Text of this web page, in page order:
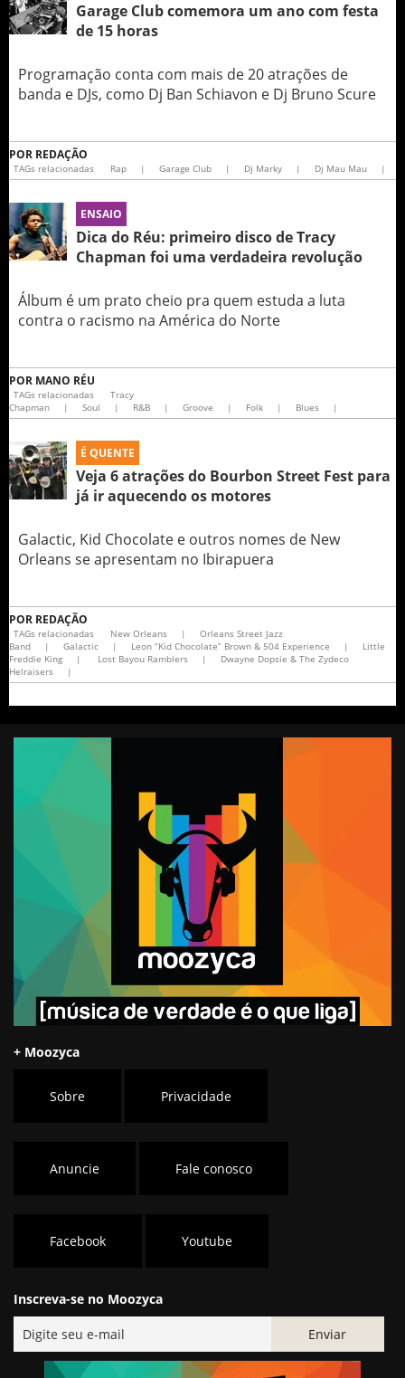
Garage Club comemora um ano com festa
de 15 horas
Programação conta com mais de 20 atrações de
banda e DJs, como Dj Ban Schiavon e Dj Bruno Scure
POR REDAÇÃO
TAGs relacionadas Rap | Garage Club | Dj Marky | Dj Mau Mau |
ENSAIO
Dica do Réu: primeiro disco de Tracy
Chapman foi uma verdadeira revolução
Álbum é um prato cheio pra quem estuda a luta
contra o racismo na América do Norte
POR MANO RÉU
TAGs relacionadas
Tracy
Chapman
| Soul | R&B | Groove | Folk | Blues |
É QUENTE
Veja 6 atrações do Bourbon Street Fest para
já ir aquecendo os motores
Galactic, Kid Chocolate e outros nomes de New
Orleans se apresentam no Ibirapuera
POR REDAÇÃO
TAGs relacionadas New Orleans |
Orleans Street Jazz
Band
| Galactic | Leon “Kid Chocolate” Brown & 504 Experience |
Little
Freddie King
| Lost Bayou Ramblers |
Dwayne Dopsie & The Zydeco
Helraisers
|
+ Moozyca
Sobre Privacidade
Anuncie Fale conosco
Facebook Youtube
Inscreva-se no Moozyca